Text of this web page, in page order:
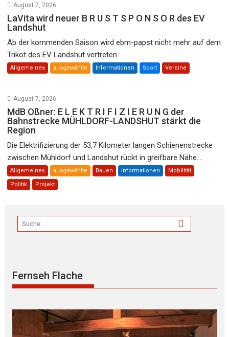
August 7, 2026
LaVita wird neuer B R U S T S P O N S O R des EV
Landshut
Ab der kommenden Saison wird ebm-papst nicht mehr auf dem
Trikot des EV Landshut vertreten...
Allgemeines ausgewählte Informationen Sport Vereine
August 7, 2026
MdB Oßner: E L E K T R I F I Z I E R U N G der
Bahnstrecke MÜHLDORF-LANDSHUT stärkt die
Region
Die Elektrifizierung der 53,7 Kilometer langen Schienenstrecke
zwischen Mühldorf und Landshut rückt in greifbare Nähe....
Allgemeines ausgewählte Bauen Informationen Mobilität
Politik Projekt
Fernseh Flache